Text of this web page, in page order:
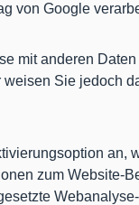
von Google
mit anderen
Sie jedoch
zum